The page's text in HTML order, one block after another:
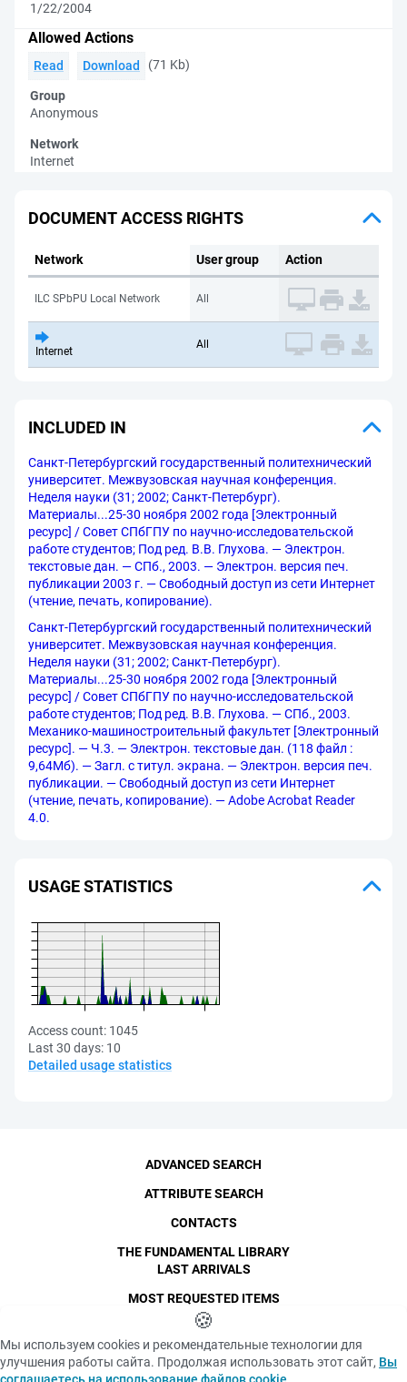
1/22/2004
Allowed Actions
Read Download (71 Kb)
Group
Anonymous
Network
Internet
DOCUMENT ACCESS RIGHTS
Network User group Action
ILC SPbPU Local Network All
Internet
All
INCLUDED IN
Санкт-Петербургский государственный политехнический
университет. Межвузовская научная конференция.
Неделя науки (31; 2002; Санкт-Петербург).
Материалы...25-30 ноября 2002 года [Электронный
ресурс] / Совет СПбГПУ по научно-исследовательской
работе студентов; Под ред. В.В. Глухова. — Электрон.
текстовые дан. — СПб., 2003. — Электрон. версия печ.
публикации 2003 г. — Свободный доступ из сети Интернет
(чтение, печать, копирование).
Санкт-Петербургский государственный политехнический
университет. Межвузовская научная конференция.
Неделя науки (31; 2002; Санкт-Петербург).
Материалы...25-30 ноября 2002 года [Электронный
ресурс] / Совет СПбГПУ по научно-исследовательской
работе студентов; Под ред. В.В. Глухова. — СПб., 2003.
Механико-машиностроительный факультет [Электронный
ресурс]. — Ч.3. — Электрон. текстовые дан. (118 файл :
9,64Мб). — Загл. с титул. экрана. — Электрон. версия печ.
публикации. — Свободный доступ из сети Интернет
(чтение, печать, копирование). — Adobe Acrobat Reader
4.0.
USAGE STATISTICS
Access count: 1045
Last 30 days: 10
Detailed usage statistics
SPbPU, 1996-2026
Copyright and Personal Data
The photographs are
published with the
Privacy policy
ADVANCED SEARCH
ATTRIBUTE SEARCH
CONTACTS
THE FUNDAMENTAL LIBRARY
LAST ARRIVALS
MOST REQUESTED ITEMS
🍪
Мы используем cookies и рекомендательные технологии для
улучшения работы сайта. Продолжая использовать этот сайт, Вы